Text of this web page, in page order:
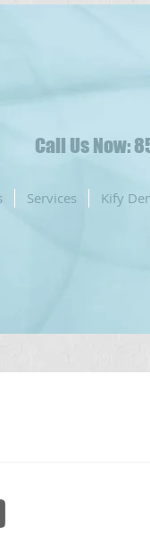
Call Us Now:
Services Kify